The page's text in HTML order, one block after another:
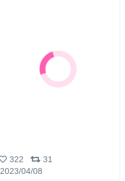
322
31
2023/04/08